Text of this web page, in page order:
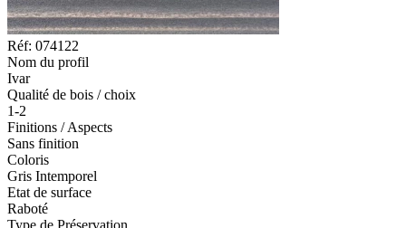
Réf: 074122
Nom du profil
Ivar
Qualité de bois / choix
1-2
Finitions / Aspects
Sans finition
Coloris
Gris Intemporel
Etat de surface
Raboté
Type de Préservation